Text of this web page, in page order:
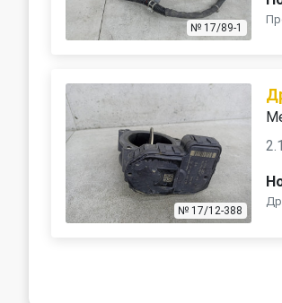
№ 17/89-1
№ 17/12-388